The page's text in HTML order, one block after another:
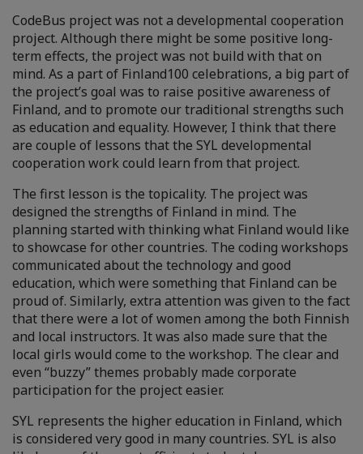
CodeBus project was not a developmental cooperation
project. Although there might be some positive long-
term effects, the project was not build with that on
mind. As a part of Finland100 celebrations, a big part of
the project’s goal was to raise positive awareness of
Finland, and to promote our traditional strengths such
as education and equality. However, I think that there
are couple of lessons that the SYL developmental
cooperation work could learn from that project.
The first lesson is the topicality. The project was
designed the strengths of Finland in mind. The
planning started with thinking what Finland would like
to showcase for other countries. The coding workshops
communicated about the technology and good
education, which were something that Finland can be
proud of. Similarly, extra attention was given to the fact
that there were a lot of women among the both Finnish
and local instructors. It was also made sure that the
local girls would come to the workshop. The clear and
even “buzzy” themes probably made corporate
participation for the project easier.
SYL represents the higher education in Finland, which
is considered very good in many countries. SYL is also